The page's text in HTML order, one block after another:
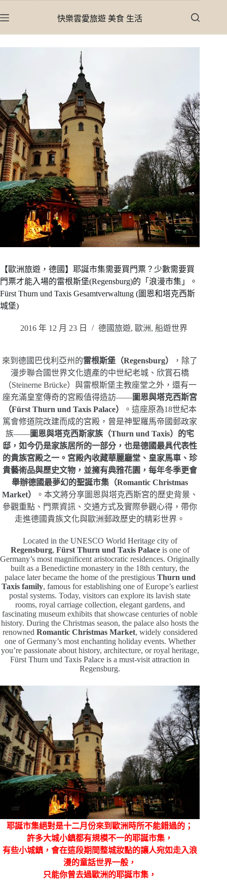
至
快樂雲愛旅遊 美食 生活
【歐洲旅遊，德國】耶誕市集需要買門票？少數需要買
門票才能入場的雷根斯堡(Regensburg)的「浪漫市集」。
Fürst Thurn und Taxis Gesamtverwaltung (圖恩和塔克西斯
城堡)
2016 年 12 月 23 日 德國旅遊, 歐洲, 船遊世界
來到德國巴伐利亞州的雷根斯堡（Regensburg）
，除了
漫步聯合國世界文化遺產的中世紀老城、欣賞石橋
（Steinerne Brücke）與雷根斯堡主教座堂之外，還有一
座充滿皇室傳奇的宮殿值得造訪——圖恩與塔克西斯宮
（Fürst Thurn und Taxis Palace）
。這座原為18世紀本
篤會修道院改建而成的宮殿，曾是神聖羅馬帝國郵政家
族——圖恩與塔克西斯家族（Thurn und Taxis）的宅
邸，如今仍是家族居所的一部分，也是德國最具代表性
的貴族宮殿之一。宮殿內收藏華麗廳堂、皇家馬車、珍
貴藝術品與歷史文物，並擁有典雅花園，每年冬季更會
舉辦德國最夢幻的聖誕市集（Romantic Christmas
Market）
。本文將分享圖恩與塔克西斯宮的歷史背景、
參觀重點、門票資訊、交通方式及實際參觀心得，帶你
走進德國貴族文化與歐洲郵政歷史的精彩世界。
Located in the UNESCO World Heritage city of
Regensburg, Fürst Thurn und Taxis Palaceis one of
Germany’s most magnificent aristocratic residences. Originally
built as a Benedictine monastery in the 18th century, the
palace later became the home of the prestigious Thurn und
Taxis family, famous for establishing one of Europe’s earliest
postal systems. Today, visitors can explore its lavish state
rooms, royal carriage collection, elegant gardens, and
fascinating museum exhibits that showcase centuries of noble
history. During the Christmas season, the palace also hosts the
renowned Romantic Christmas Market, widely considered
one of Germany’s most enchanting holiday events. Whether
you’re passionate about history, architecture, or royal heritage,
Fürst Thurn und Taxis Palace is a must-visit attraction in
Regensburg.
耶誕市集絕對是十二月份來到歐洲時所不能錯過的；
許多大城小鎮都有規模不一的耶誕市集，
有些小城鎮，會在這段期間整城妝點的讓人宛如走入浪
漫的童話世界一般，
只能你曾去過歐洲的耶誕市集，